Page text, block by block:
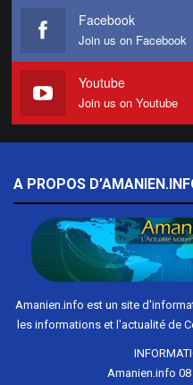
Facebook
Join us on Facebook
Youtube
Join us on Youtube
A PROPOS
Amanien.info est un site
les informations et l'actualité de
Amanien.info